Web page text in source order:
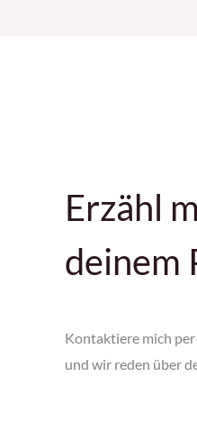
Erzähl
deinem
Kontaktiere mich
und wir reden über